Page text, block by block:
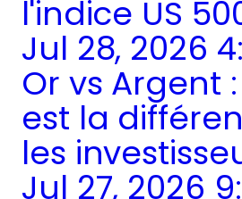
l'indice US
Jul 28, 2026
Or vs Argent
est la
les
Jul 27, 2026